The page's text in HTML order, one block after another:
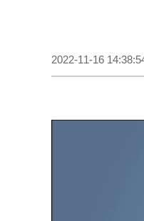
2022-11-16